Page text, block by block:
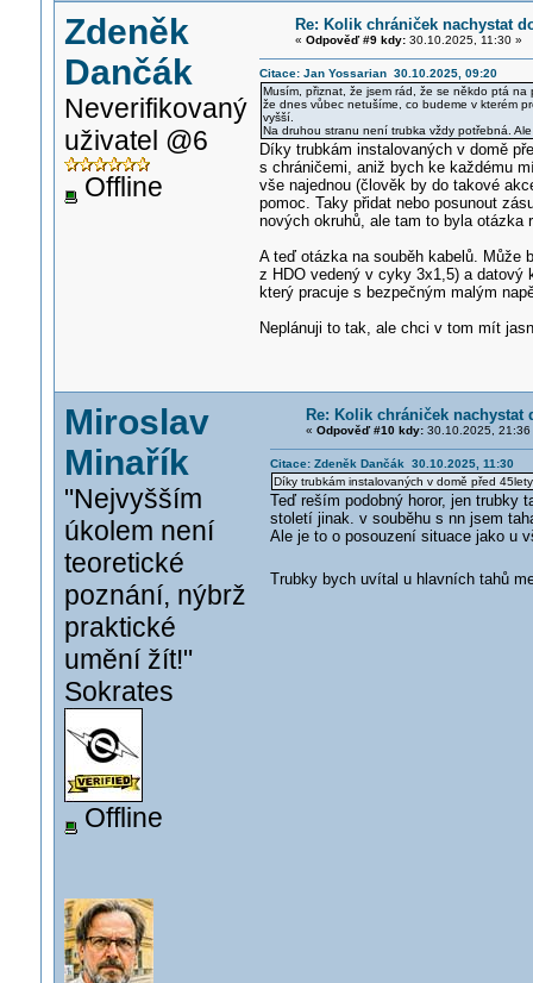
Zdeněk
Dančák
Neverifikovaný
uživatel @6
Offline
Re: Kolik chrániček nachystat
« Odpověď #9 kdy:30.10.2025, 11:30 »
Citace: Jan Yossarian 30.10.2025, 09:20
Musím, přiznat, že jsem rád, že se někdo ptá
že dnes vůbec netušíme, co budeme v kterém
vyšší.
Na druhou stranu není trubka vždy potřebná.
Díky trubkám instalovaných v domě
s chráničemi, aniž bych ke každému
vše najednou (člověk by do takové
pomoc. Taky přidat nebo posunout
nových okruhů, ale tam to byla
A teď otázka na souběh kabelů. Může
z HDO vedený v cyky 3x1,5) a datový
který pracuje s bezpečným malým
Neplánuji to tak, ale chci v tom mít
Miroslav
Minařík
"Nejvyšším
úkolem není
teoretické
poznání, nýbrž
praktické
umění žít!"
Sokrates
Offline
Re: Kolik chrániček
« Odpověď #10 kdy:30.10.2025, 21:36
Citace: Zdeněk Dančák 30.10.2025, 11:30
Díky trubkám instalovaných v domě před
Teď reším podobný horor, jen trubky
století jinak. v souběhu s nn jsem
Ale je to o posouzení situace jako u
Trubky bych uvítal u hlavních tahů